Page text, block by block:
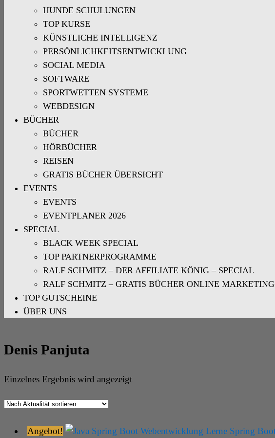
HUNDE SCHULUNGEN
TOP KURSE
KÜNSTLICHE INTELLIGENZ
PERSÖNLICHKEITSENTWICKLUNG
SOCIAL MEDIA
SOFTWARE
SPORTWETTEN SYSTEME
WEBDESIGN
BÜCHER
BÜCHER
HÖRBÜCHER
REISEN
GRATIS BÜCHER ÜBERSICHT
EVENTS
EVENTS
EVENTPLANER 2026
SPECIAL
BLACK WEEK SPECIAL
TOP PARTNERPROGRAMME
RALF SCHMITZ – DER AFFILIATE KÖNIG – SPECIAL
RALF SCHMITZ – GRATIS BÜCHER ONLINE MARKETING
TOP GUTSCHEINE
ÜBER UNS
Denis Panjuta
Einzelnes Ergebnis wird angezeigt
Angebot!